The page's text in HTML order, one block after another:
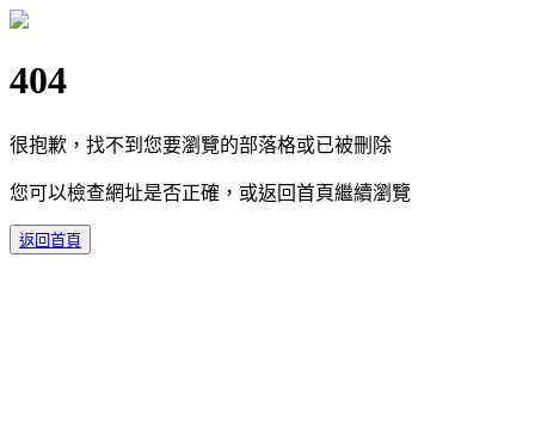
404
很抱歉，找不到您要瀏覽的部落格或已被刪除
您可以檢查網址是否正確，或返回首頁繼續瀏覽
返回首頁